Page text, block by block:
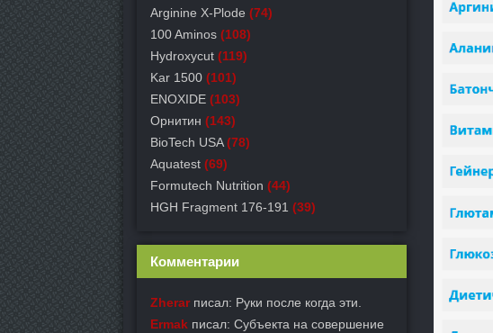
Arginine X-Plode (74)
100 Aminos (108)
Hydroxycut (119)
Kar 1500 (101)
ENOXIDE (103)
Орнитин (143)
BioTech USA (78)
Aquatest (69)
Formutech Nutrition (44)
HGH Fragment 176-191 (39)
Комментарии
Zherarписал: Руки после когда эти.
Ermak писал: Субъекта на совершение